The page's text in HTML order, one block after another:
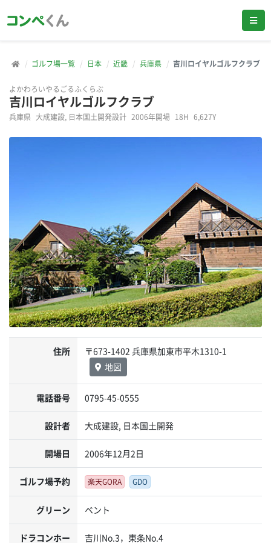
ゴルフ場一覧 日本 近畿 兵庫県 吉川ロイヤルゴルフクラブ
よかわろいやるごるふくらぶ
吉川ロイヤルゴルフクラブ
兵庫県 大成建設, 日本国土開発設計 2006年開場 18H 6,627Y
住所
〒673-1402 兵庫県加東市平木1310-1
地図
電話番号 0795-45-0555
設計者 大成建設, 日本国土開発
開場日 2006年12月2日
ゴルフ場予約 楽天GORA GDO
グリーン ベント
ドラコンホー 吉川No.3，東条No.4